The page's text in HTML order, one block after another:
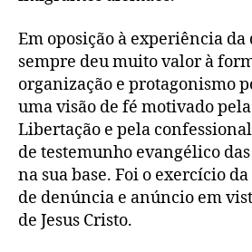
Em oposição à experiência da
sempre deu muito valor à
organização e protagonismo
uma visão de fé motivado
Libertação e pela
de testemunho evangélico
na sua base. Foi o exercício
de denúncia e anúncio em
de Jesus Cristo.